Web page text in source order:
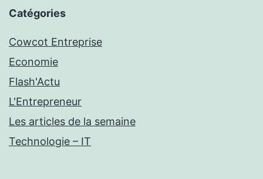
Catégories
Cowcot Entreprise
Economie
Flash'Actu
L'Entrepreneur
Les articles de la semaine
Technologie – IT